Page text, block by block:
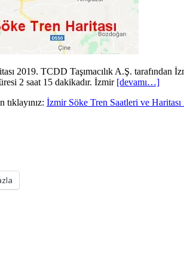
2019. TCDD Taşımacılık A.Ş. tarafından
2 saat 15 dakikadır. İzmir [devamı…]
İzmir Söke Tren Saatleri ve Haritası